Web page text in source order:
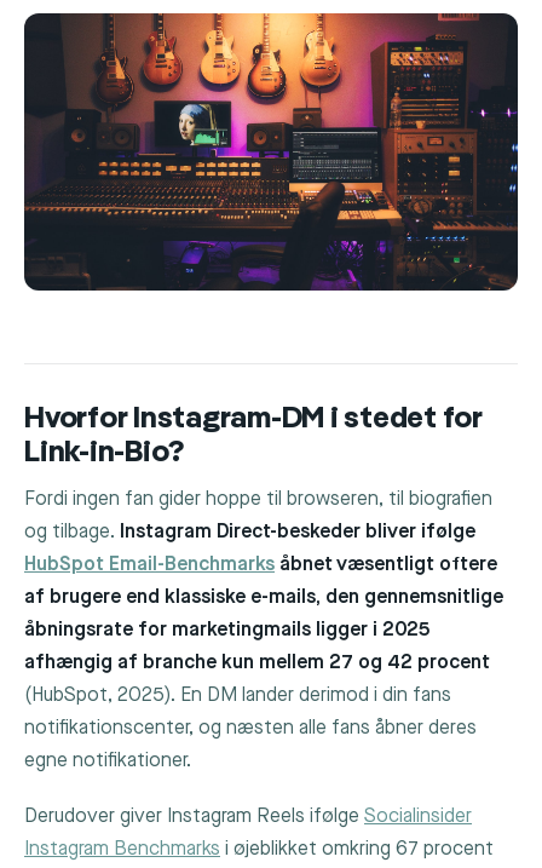
Hvorfor Instagram-DM i stedet for
Link-in-Bio?
Fordi ingen fan gider hoppe til browseren, til biografien
og tilbage. Instagram Direct-beskeder bliver ifølge
HubSpot Email-Benchmarks åbnet væsentligt oftere
af brugere end klassiske e-mails, den gennemsnitlige
åbningsrate for marketingmails ligger i 2025
afhængig af branche kun mellem 27 og 42 procent
(HubSpot, 2025). En DM lander derimod i din fans
notifikationscenter, og næsten alle fans åbner deres
egne notifikationer.
Derudover giver Instagram Reels ifølge Socialinsider
Instagram Benchmarks i øjeblikket omkring 67 procent